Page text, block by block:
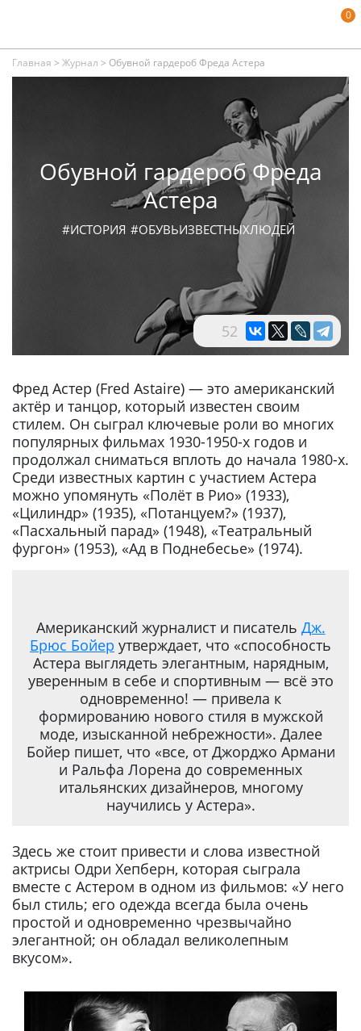
0
Главная > Журнал > Обувной гардероб Фреда Астера
Обувной гардероб Фреда
Астера
#ИСТОРИЯ #ОБУВЬИЗВЕСТНЫХЛЮДЕЙ
52
Фред Астер (Fred Astaire) — это американский
актёр и танцор, который известен своим
стилем. Он сыграл ключевые роли во многих
популярных фильмах 1930-1950-х годов и
продолжал сниматься вплоть до начала 1980-х.
Среди известных картин с участием Астера
можно упомянуть «Полёт в Рио» (1933),
«Цилиндр» (1935), «Потанцуем?» (1937),
«Пасхальный парад» (1948), «Театральный
фургон» (1953), «Ад в Поднебесье» (1974).
Американский журналист и писатель Дж.
Брюс Бойер утверждает, что «способность
Астера выглядеть элегантным, нарядным,
уверенным в себе и спортивным — всё это
одновременно! — привела к
формированию нового стиля в мужской
моде, изысканной небрежности». Далее
Бойер пишет, что «все, от Джорджо Армани
и Ральфа Лорена до современных
итальянских дизайнеров, многому
научились у Астера».
Здесь же стоит привести и слова известной
актрисы Одри Хепберн, которая сыграла
вместе с Астером в одном из фильмов: «У него
был стиль; его одежда всегда была очень
простой и одновременно чрезвычайно
элегантной; он обладал великолепным
вкусом».